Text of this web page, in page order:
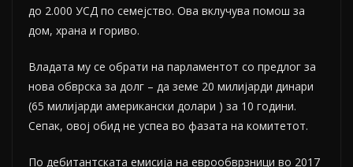
до 2.000 УСД по семејство. Ова вклучува помош за
дом, храна и гориво.
Владата му се обрати на парламентот со предлог за
нова обврска за долг – да земе 20 милијарди динари
(65 милијарди американски долари ) за 10 години.
Сепак, овој обид не успеа во фазата на комитетот.
По дебитантската емисија на еврообврзници во 2017